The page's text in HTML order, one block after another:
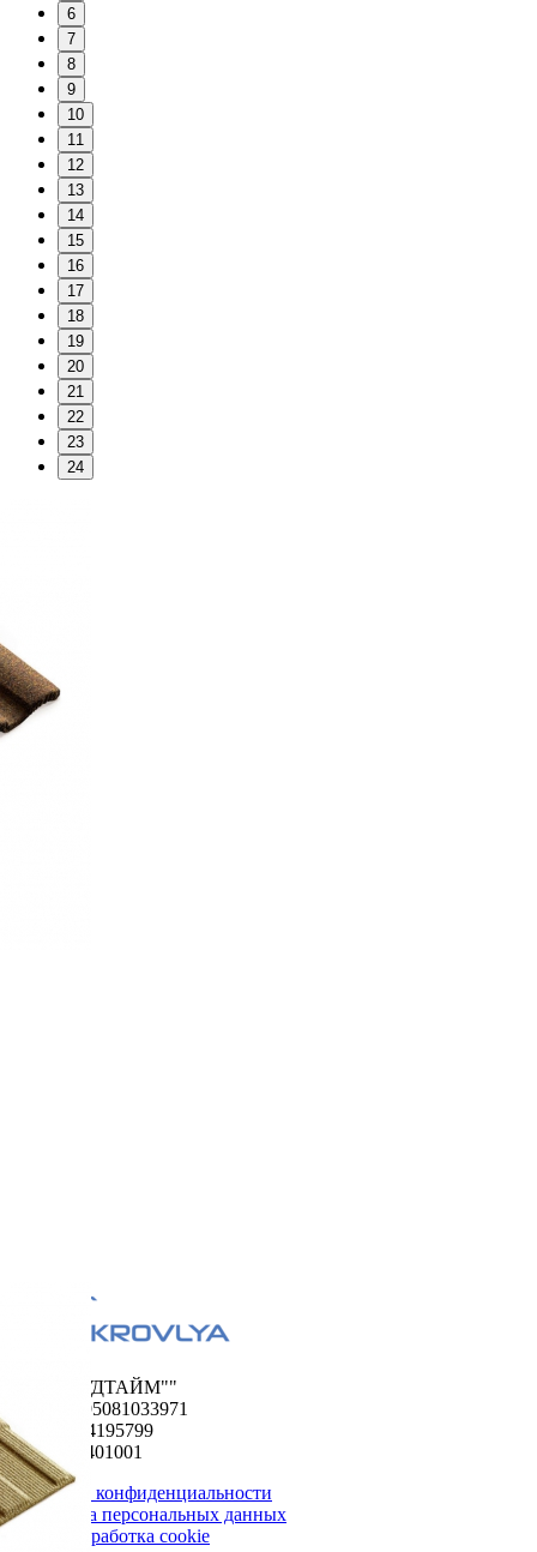
6
7
8
9
10
11
12
13
14
15
16
17
18
19
20
21
22
23
24
ООО "ФУДТАЙМ""
ОГРН 1195081033971
ИНН 5024195799
КПП 502401001
Политика конфиденциальности
Обработка персональных данных
Сбор и обработка cookie